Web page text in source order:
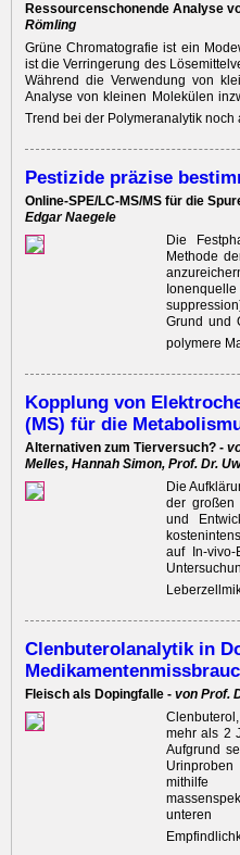
Ressourcenschonende Analyse
Römling
Grüne Chromatografie ist ein
ist die Verringerung des
Während die Verwendung von
Analyse von kleinen Molekülen
Trend bei der Polymeranalytik noch
Pestizide präzise
Online-SPE/LC-MS/MS für die
Edgar Naegele
Die
Methode
Grund und
polymere
Kopplung von
(MS) für die
Alternativen zum Tierversuch? -
Melles, Hannah Simon, Prof. Dr.
Die
der großen
und
auf In-
Clenbuterolanalytik in
Fleisch als Dopingfalle - von Prof.
mehr als 2
Aufgrund
mithilfe
unteren